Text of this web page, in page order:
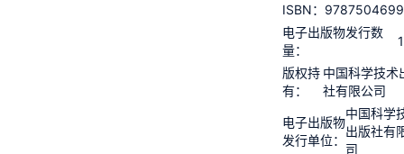
ISBN：
电子出版物发行数
量：
版权持
有：
中国科学技术
社有限公司
电子出版物
发行单位：
中国科学
出版社有
司